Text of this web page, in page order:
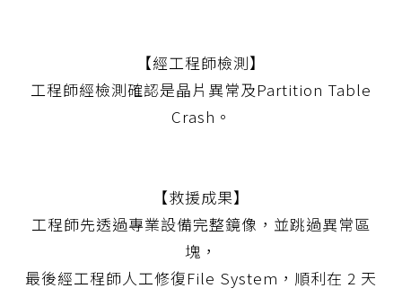
【經工程師檢測】
工程師經檢測確認是晶片異常及Partition Table
Crash。
【救援成果】
工程師先透過專業設備完整鏡像，並跳過異常區
塊，
最後經工程師人工修復File System，順利在 2 天